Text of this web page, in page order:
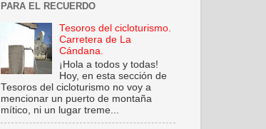
PARA EL RECUERDO
Tesoros del cicloturismo.
Carretera de La
Cándana.
¡Hola a todos y todas!
Hoy, en esta sección de
Tesoros del cicloturismo no voy a
mencionar un puerto de montaña
mítico, ni un lugar treme...